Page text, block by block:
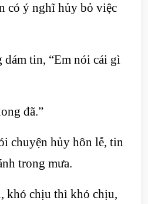
có ý nghĩ hủy bỏ việc
tin, “Em nói cái gì
đã.”
chuyện hủy hôn lễ, tin
trong mưa.
khó chịu thì khó chịu,